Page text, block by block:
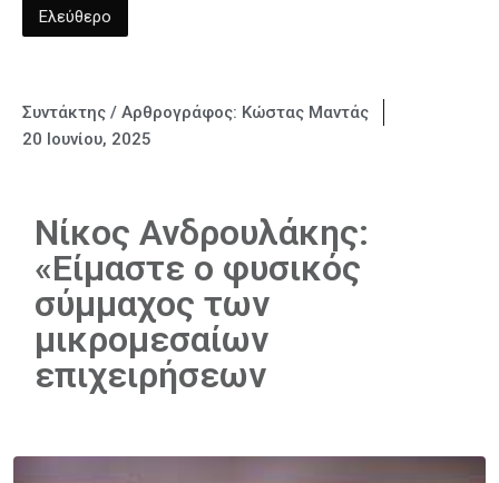
Ελεύθερο
Συντάκτης / Αρθρογράφος: Κώστας Μαντάς
20 Ιουνίου, 2025
Νίκος Ανδρουλάκης:
«Είμαστε ο φυσικός
σύμμαχος των
μικρομεσαίων
επιχειρήσεων